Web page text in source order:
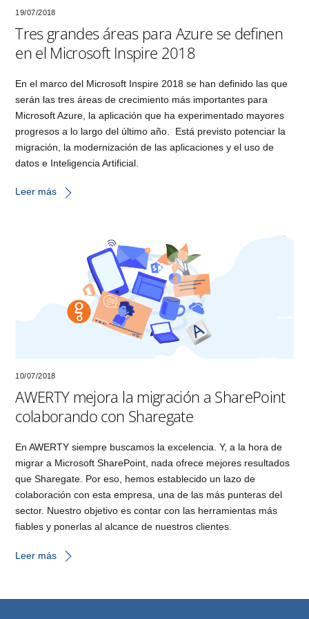
19/07/2018
Tres grandes áreas para Azure se definen
en el Microsoft Inspire 2018
En el marco del Microsoft Inspire 2018 se han definido las que
serán las tres áreas de crecimiento más importantes para
Microsoft Azure, la aplicación que ha experimentado mayores
progresos a lo largo del último año. Está previsto potenciar la
migración, la modernización de las aplicaciones y el uso de
datos e Inteligencia Artificial.
Leer más
10/07/2018
AWERTY mejora la migración a SharePoint
colaborando con Sharegate
En AWERTY siempre buscamos la excelencia. Y, a la hora de
migrar a Microsoft SharePoint, nada ofrece mejores resultados
que Sharegate. Por eso, hemos establecido un lazo de
colaboración con esta empresa, una de las más punteras del
sector. Nuestro objetivo es contar con las herramientas más
fiables y ponerlas al alcance de nuestros clientes.
Leer más